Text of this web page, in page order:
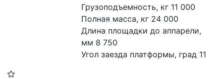
Грузоподъемность, кг 11 000
Полная масса, кг 24 000
Длина площадки до аппарели,
мм 8 750
Угол заезда платформы, град 11